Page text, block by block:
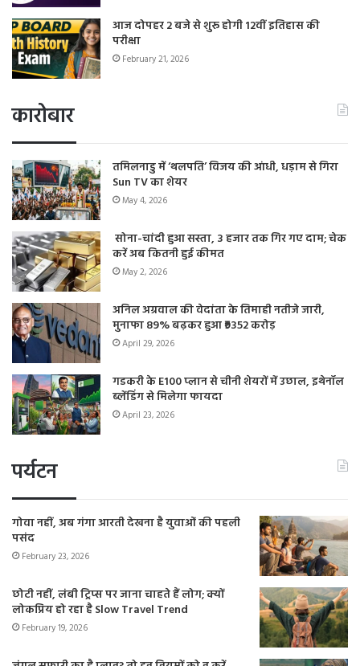
आज दोपहर 2 बजे से शुरू होगी 12वीं इतिहास की
परीक्षा
February 21, 2026
कारोबार
तमिलनाडु में ‘थलपति’ विजय की आंधी, धड़ाम से गिरा
Sun TV का शेयर
May 4, 2026
सोना-चांदी हुआ सस्ता, 3 हजार तक गिर गए दाम; चेक
करें अब कितनी हुई कीमत
May 2, 2026
अनिल अग्रवाल की वेदांता के तिमाही नतीजे जारी,
मुनाफा 89% बढ़कर हुआ ₹9352 करोड़
April 29, 2026
गडकरी के E100 प्लान से चीनी शेयरों में उछाल, इथेनॉल
ब्लेंडिंग से मिलेगा फायदा
April 23, 2026
पर्यटन
गोवा नहीं, अब गंगा आरती देखना है युवाओं की पहली
पसंद
February 23, 2026
छोटी नहीं, लंबी ट्रिप्स पर जाना चाहते हैं लोग; क्यों
लोकप्रिय हो रहा है Slow Travel Trend
February 19, 2026